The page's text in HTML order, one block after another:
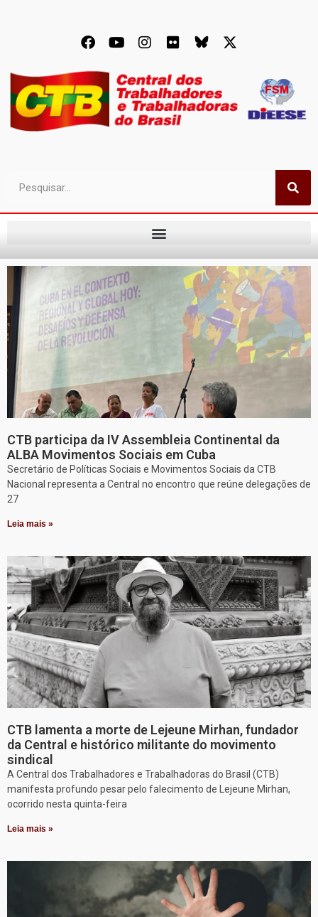
CTB participa da IV Assembleia Continental da
ALBA Movimentos Sociais em Cuba
Secretário de Políticas Sociais e Movimentos Sociais da CTB
Nacional representa a Central no encontro que reúne delegações de
27
Leia mais »
CTB lamenta a morte de Lejeune Mirhan, fundador
da Central e histórico militante do movimento
sindical
A Central dos Trabalhadores e Trabalhadoras do Brasil (CTB)
manifesta profundo pesar pelo falecimento de Lejeune Mirhan,
ocorrido nesta quinta-feira
Leia mais »